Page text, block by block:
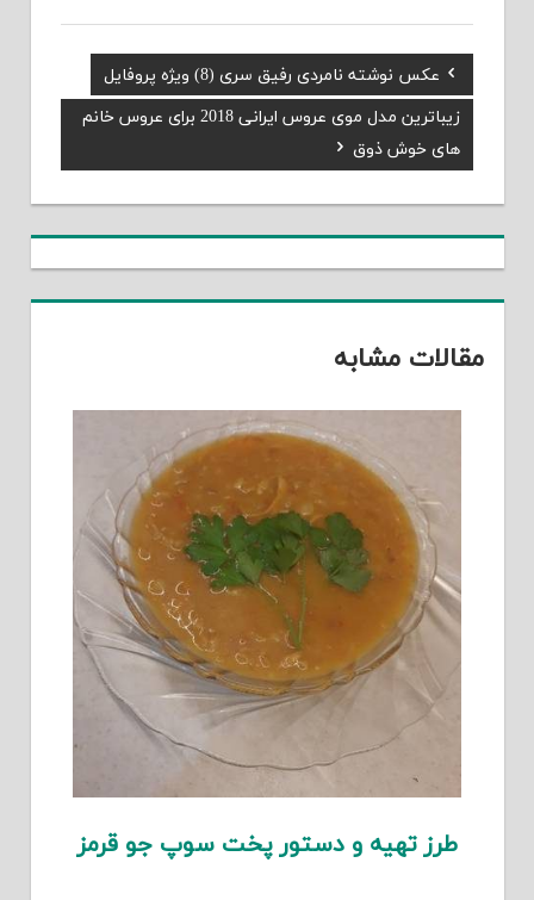
راهبری
نوشته
Previous
Post:
عکس نوشته نامردی رفیق سری (8) ویژه پروفایل
Next
Post:
زیباترین مدل موی عروس ایرانی 2018 برای عروس خانم
های خوش ذوق
مقالات مشابه
طرز تهیه و دستور پخت سوپ جو قرمز